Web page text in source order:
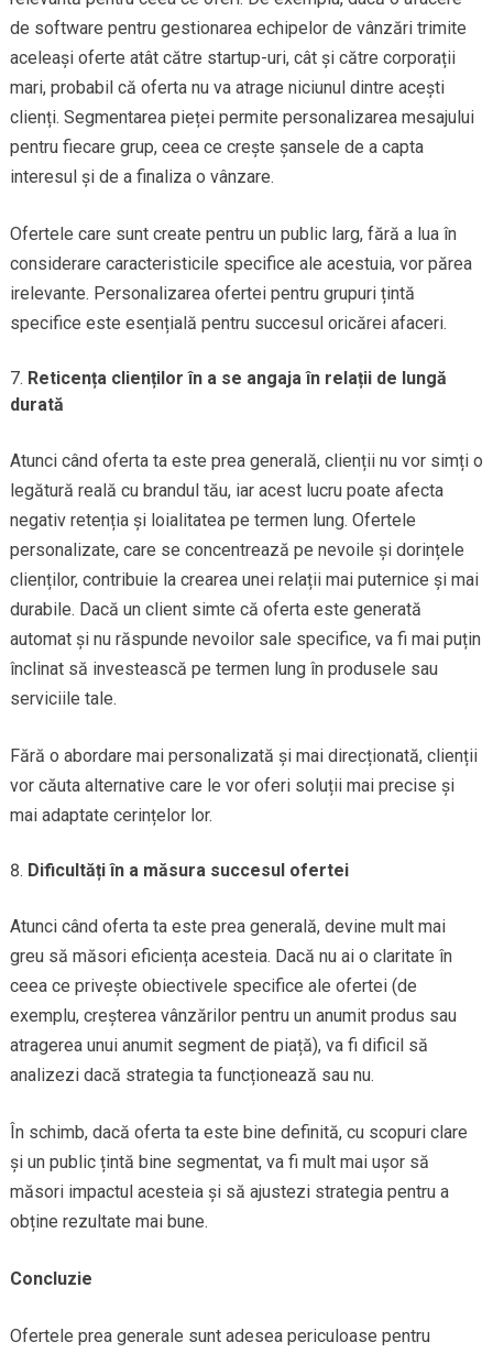
de software pentru gestionarea echipelor de vânzări trimite
aceleași oferte atât către startup-uri, cât și către corporații
mari, probabil că oferta nu va atrage niciunul dintre acești
clienți. Segmentarea pieței permite personalizarea mesajului
pentru fiecare grup, ceea ce crește șansele de a capta
interesul și de a finaliza o vânzare.
Ofertele care sunt create pentru un public larg, fără a lua în
considerare caracteristicile specifice ale acestuia, vor părea
irelevante. Personalizarea ofertei pentru grupuri țintă
specifice este esențială pentru succesul oricărei afaceri.
Reticența clienților în a se angaja în relații de lungă
durată
Atunci când oferta ta este prea generală, clienții nu vor simți o
legătură reală cu brandul tău, iar acest lucru poate afecta
negativ retenția și loialitatea pe termen lung. Ofertele
personalizate, care se concentrează pe nevoile și dorințele
clienților, contribuie la crearea unei relații mai puternice și mai
durabile. Dacă un client simte că oferta este generată
automat și nu răspunde nevoilor sale specifice, va fi mai puțin
înclinat să investească pe termen lung în produsele sau
serviciile tale.
Fără o abordare mai personalizată și mai direcționată, clienții
vor căuta alternative care le vor oferi soluții mai precise și
mai adaptate cerințelor lor.
Dificultăți în a măsura succesul ofertei
Atunci când oferta ta este prea generală, devine mult mai
greu să măsori eficiența acesteia. Dacă nu ai o claritate în
ceea ce privește obiectivele specifice ale ofertei (de
exemplu, creșterea vânzărilor pentru un anumit produs sau
atragerea unui anumit segment de piață), va fi dificil să
analizezi dacă strategia ta funcționează sau nu.
În schimb, dacă oferta ta este bine definită, cu scopuri clare
și un public țintă bine segmentat, va fi mult mai ușor să
măsori impactul acesteia și să ajustezi strategia pentru a
obține rezultate mai bune.
Concluzie
Ofertele prea generale sunt adesea periculoase pentru